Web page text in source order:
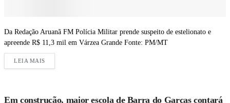
Da Redação Aruanã FM Polícia Militar prende suspeito de estelionato e
apreende R$ 11,3 mil em Várzea Grande Fonte: PM/MT
LEIA MAIS
Em construção, maior escola de Barra do Garças contará